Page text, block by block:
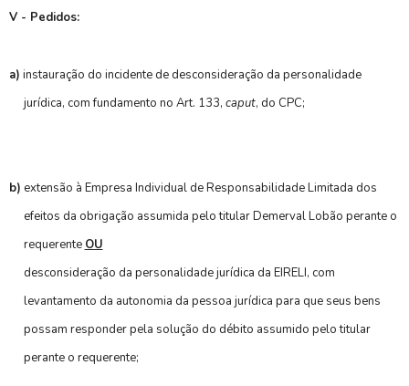
V - Pedidos:
a) instauração do incidente de desconsideração da personalidade
jurídica, com fundamento no Art. 133, caput, do CPC;
b) extensão à Empresa Individual de Responsabilidade Limitada dos
efeitos da obrigação assumida pelo titular Demerval Lobão perante o
requerente OU
desconsideração da personalidade jurídica da EIRELI, com
levantamento da autonomia da pessoa jurídica para que seus bens
possam responder pela solução do débito assumido pelo titular
perante o requerente;